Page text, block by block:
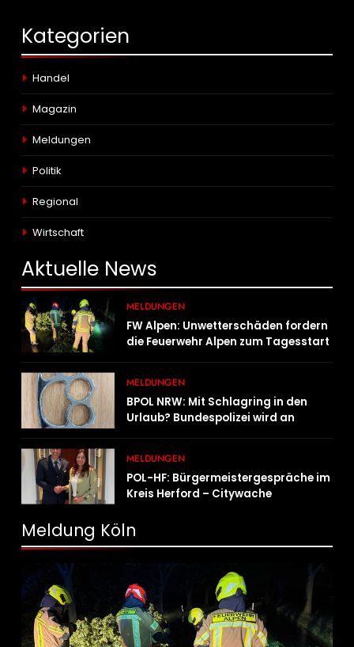
Kategorien
Handel
Magazin
Meldungen
Politik
Regional
Wirtschaft
Aktuelle News
MELDUNGEN
FW Alpen: Unwetterschäden fordern
die Feuerwehr Alpen zum Tagesstart
MELDUNGEN
BPOL NRW: Mit Schlagring in den
Urlaub? Bundespolizei wird an
MELDUNGEN
POL-HF: Bürgermeistergespräche im
Kreis Herford – Citywache
Zusammenarbeit in Herford
Meldung Köln